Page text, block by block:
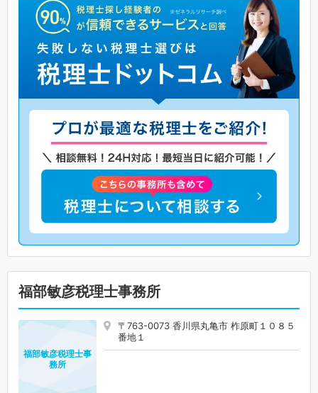
福部敏彦税理士事務所
〒763-0073 香川県丸亀市 柞原町１０８５
番地１
福部敏彦税理士事
務所